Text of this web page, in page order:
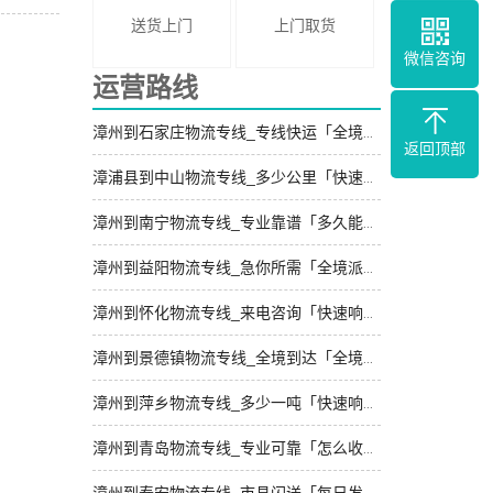
送货上门 上门取货
运营路线
漳州到石家庄物流专线_专线快运「全境到达」
漳浦县到中山物流专线_多少公里「快速响应」
漳州到南宁物流专线_专业靠谱「多久能到」
漳州到益阳物流专线_急你所需「全境派送」
漳州到怀化物流专线_来电咨询「快速响应」
漳州到景德镇物流专线_全境到达「全境派送」
漳州到萍乡物流专线_多少一吨「快速响应」
漳州到青岛物流专线_专业可靠「怎么收费」
微信咨询
返回顶部